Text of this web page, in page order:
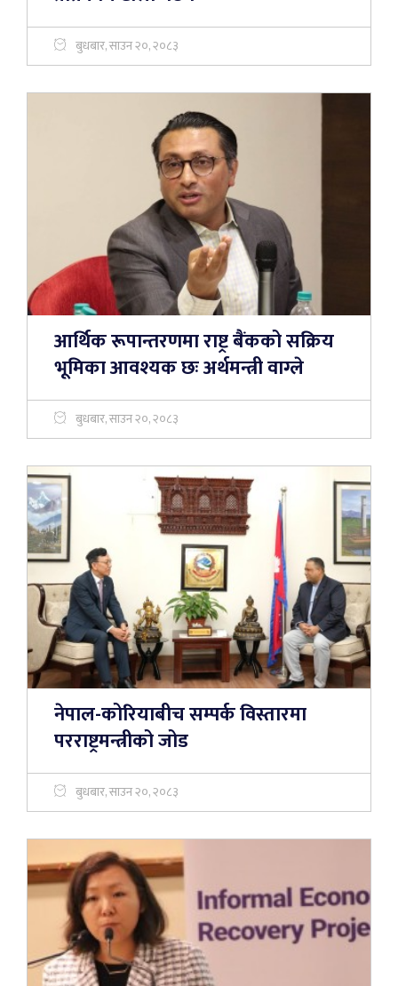
बुधबार, साउन २०, २०८३
आर्थिक रूपान्तरणमा राष्ट्र बैंकको सक्रिय
भूमिका आवश्यक छः अर्थमन्त्री वाग्ले
बुधबार, साउन २०, २०८३
नेपाल-कोरियाबीच सम्पर्क विस्तारमा
परराष्ट्रमन्त्रीको जोड
बुधबार, साउन २०, २०८३